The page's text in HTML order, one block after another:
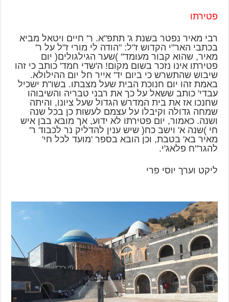
פטירתו
רבי מאיר נפטר בשנת ג' תתפ"א. ר' חיים ויטאל מביא
בכתבי האר"י הקדוש ז"ל: "הודה לי מורי ז"ל על ר'
מאיר, שהוא קבור מעומד" )שער הגילגולים( יום
פטירתו אינו נזכר בשום מקום! ה'שדי חמד' כותב כי זהו
שיבוש שהתשרש כי ביום יד' אייר חל יום ההילולא.
באמת זהו יום חנוכת הבית שעל מצבתו. בשו"ת ישכיל
עבדי' כותב ששאל על כך את רבני טבריה והשיבוהו
שחנכו אז את בית המדרש הגדול שעל ציונו, והיתה
שמחה גדולה וקיבלו על עצמם לעשות כן בכל שנה
ושנה. כאמור, יום פטירתו לא ידוע, אך מובא בבן איש
חי )שנה א' וישב כח( שיש ענין להדליק נר לכבוד ר'
מאיר בא' בטבת, וכן הובא בספר 'מועד לכל חי'
להגר"ח פלאג'י.
ליקט וערך יוסי פרי